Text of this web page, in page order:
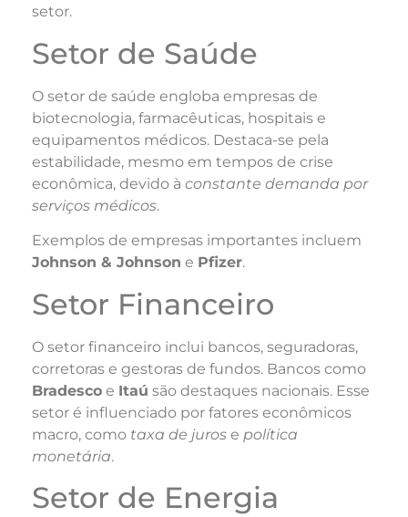
setor.
Setor de Saúde
O setor de saúde engloba empresas de
biotecnologia, farmacêuticas, hospitais e
equipamentos médicos. Destaca-se pela
estabilidade, mesmo em tempos de crise
econômica, devido à constante demanda por
serviços médicos.
Exemplos de empresas importantes incluem
Johnson & Johnson e Pfizer.
Setor Financeiro
O setor financeiro inclui bancos, seguradoras,
corretoras e gestoras de fundos. Bancos como
Bradesco e Itaú são destaques nacionais. Esse
setor é influenciado por fatores econômicos
macro, como taxa de juros e política
monetária.
Setor de Energia